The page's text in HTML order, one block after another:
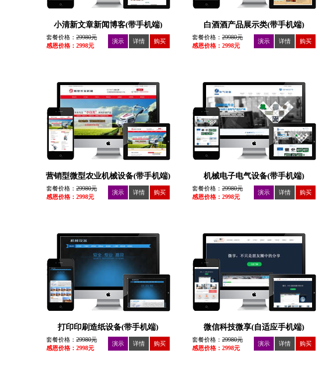
小清新文章新闻博客(带手机端)
套餐价格： 29980元
感恩价格：2998元
演示 详情 购买
白酒酒产品展示类(带手机端)
套餐价格： 29980元
感恩价格：2998元
演示 详情 购买
营销型微型农业机械设备(带手机端)
套餐价格： 29980元
感恩价格：2998元
演示 详情 购买
机械电子电气设备(带手机端)
套餐价格： 29980元
感恩价格：2998元
演示 详情 购买
打印印刷造纸设备(带手机端)
套餐价格： 29980元
感恩价格：2998元
演示 详情 购买
微信科技微享(自适应手机端)
套餐价格： 29980元
感恩价格：2998元
演示 详情 购买